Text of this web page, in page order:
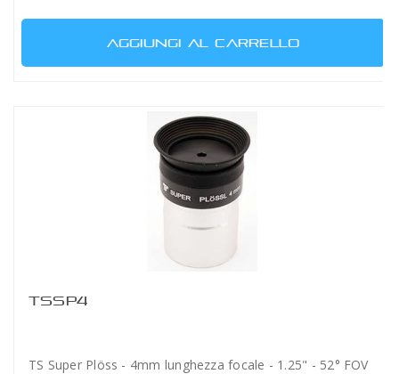
AGGIUNGI AL CARRELLO
TSSP4
TS Super Plöss - 4mm lunghezza focale - 1.25" - 52° FOV